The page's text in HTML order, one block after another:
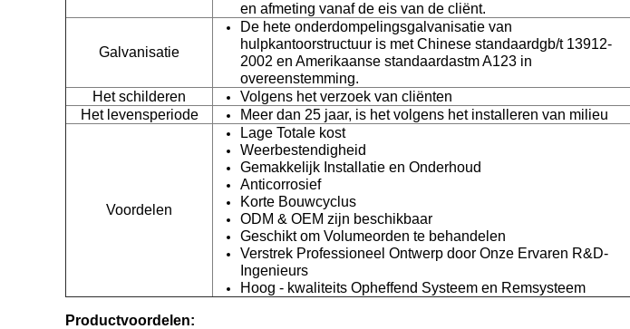
en afmeting vanaf de eis van de cliënt.
Galvanisatie
De hete onderdompelingsgalvanisatie van
hulpkantoorstructuur is met Chinese standaardgb/t 13912-
2002 en Amerikaanse standaardastm A123 in
overeenstemming.
Het schilderen
Volgens het verzoek van cliënten
Het levensperiode
Meer dan 25 jaar, is het volgens het installeren van milieu
Voordelen
Lage Totale kost
Weerbestendigheid
Gemakkelijk Installatie en Onderhoud
Anticorrosief
Korte Bouwcyclus
ODM & OEM zijn beschikbaar
Geschikt om Volumeorden te behandelen
Verstrek Professioneel Ontwerp door Onze Ervaren R&D-
Ingenieurs
Hoog - kwaliteits Opheffend Systeem en Remsysteem
Productvoordelen: